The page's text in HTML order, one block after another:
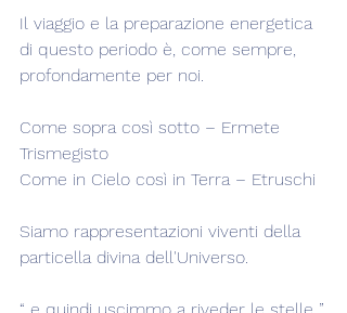
Il viaggio e la preparazione energetica
di questo periodo è, come sempre,
profondamente per noi.
Come sopra così sotto – Ermete
Trismegisto
Come in Cielo così in Terra – Etruschi
Siamo rappresentazioni viventi della
particella divina dell'Universo.